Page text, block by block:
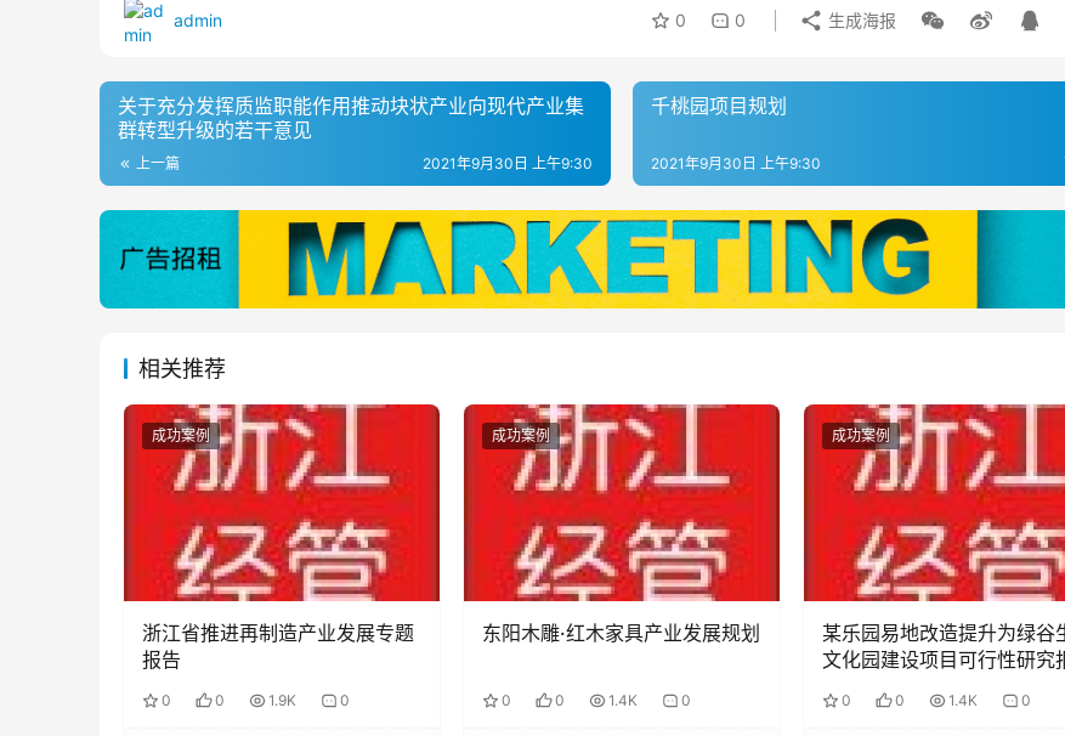
admin 0 0 生成海报
关于充分发挥质监职能作用推动块状产业向现代产业集
群转型升级的若干意见
上一篇 2021年9月30日 上午9:30
千桃园项目规划
2021年9月30日 上午9:30
相关推荐
成功案例
浙江省推进再制造产业发展专题
报告
0 0 1.9K 0
成功案例
东阳木雕·红木家具产业发展规划
0 0 1.4K 0
成功案例
某乐园易地改造提升为绿谷
文化园建设项目可行性研究
0 0 1.4K 0